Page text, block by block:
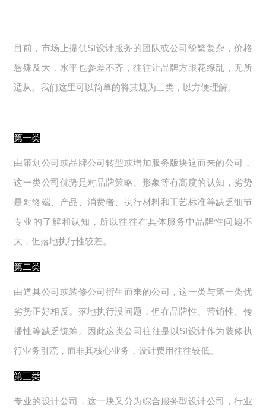
目前，市场上提供SI设计服务的团队或公司纷繁复杂，价格
悬殊及大，水平也参差不齐，往往让品牌方眼花缭乱，无所
适从。我们这里可以简单的将其规为三类，以方便理解。
第一类
由策划公司或品牌公司转型或增加服务版块这而来的公司，
这一类公司优势是对品牌策略、形象等有高度的认知，劣势
是对终端、产品、消费者、执行材料和工艺标准等缺乏细节
专业的了解和认知，所以往往在具体服务中品牌性问题不
大，但落地执行性较差。
第二类
由道具公司或装修公司衍生而来的公司，这一类与第一类优
劣势正好相反。落地执行没问题，但在品牌性、营销性、传
播性等缺乏统筹。因此这类公司往往是以SI设计作为装修执
行业务引流，而非其核心业务，设计费用往往较低。
第三类
专业的设计公司，这一块又分为综合服务型设计公司，行业